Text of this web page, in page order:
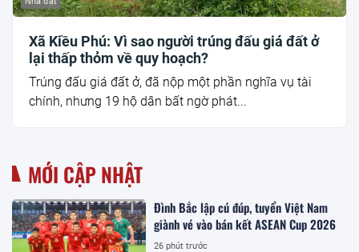
Xã Kiều Phú: Vì sao người trúng đấu giá đất ở
lại thấp thỏm về quy hoạch?
Trúng đấu giá đất ở, đã nộp một phần nghĩa vụ tài
chính, nhưng 19 hộ dân bất ngờ phát...
MỚI CẬP NHẬT
Đình Bắc lập cú đúp, tuyển Việt Nam
giành vé vào bán kết ASEAN Cup 2026
26 phút trước